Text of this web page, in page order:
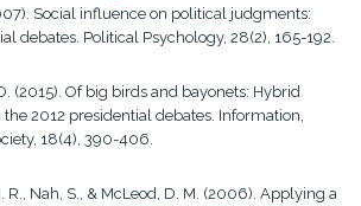
Social influence on political judgments:
debates. Political Psychology, 28(2), 165-192.
(2015). Of big birds and bayonets: Hybrid
2012 presidential debates. Information,
18(4), 390-406.
R., Nah, S., & McLeod, D. M. (2006). Applying a